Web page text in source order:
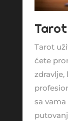
Tarot
ćete
zdravlje,
sa